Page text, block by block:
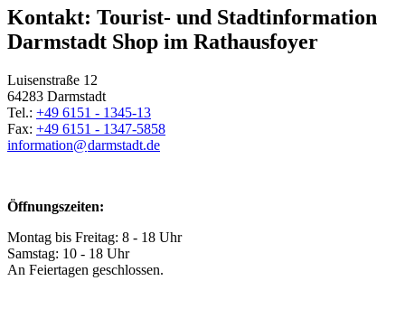
Kontakt: Tourist- und Stadtinformation
Darmstadt Shop im Rathausfoyer
Luisenstraße 12
64283 Darmstadt
Tel.: +49 6151 - 1345-13
Fax: +49 6151 - 1347-5858
information@darmstadt.de
Öffnungszeiten:
Montag bis Freitag: 8 - 18 Uhr
Samstag: 10 - 18 Uhr
An Feiertagen geschlossen.